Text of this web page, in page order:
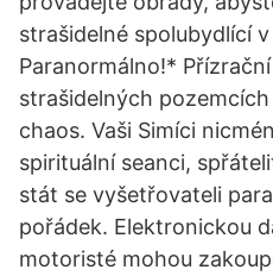
strašidelné spolubydlící
Paranormálno!*
strašidelných
chaos. Vaši Simíci
spirituální seanci,
stát se vyšetřovateli
pořádek. Elektronickou
motoristé mohou